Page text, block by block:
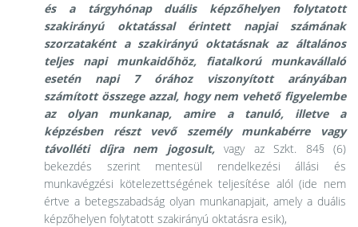
és a tárgyhónap duális képzőhelyen folytatott
szakirányú oktatással érintett napjai számának
szorzataként a szakirányú oktatásnak az általános
teljes napi munkaidőhöz, fiatalkorú munkavállaló
esetén napi 7 órához viszonyított arányában
számított összege azzal, hogy nem vehető figyelembe
az olyan munkanap, amire a tanuló, illetve a
képzésben részt vevő személy munkabérre vagy
távolléti díjra nem jogosult,vagy az Szkt. 84§ (6)
bekezdés szerint mentesül rendelkezési állási és
munkavégzési kötelezettségének teljesítése alól (ide nem
értve a betegszabadság olyan munkanapjait, amely a duális
képzőhelyen folytatott szakirányú oktatásra esik),